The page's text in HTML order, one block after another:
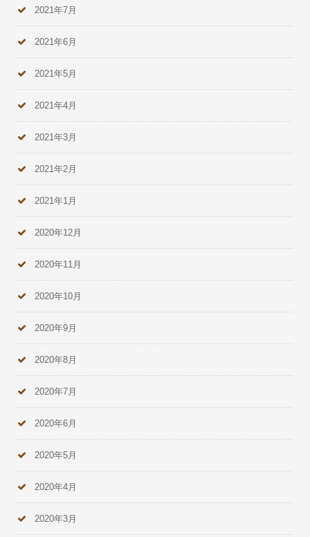
2021年7月
2021年6月
2021年5月
2021年4月
2021年3月
2021年2月
2021年1月
2020年12月
2020年11月
2020年10月
2020年9月
2020年8月
2020年7月
2020年6月
2020年5月
2020年4月
2020年3月